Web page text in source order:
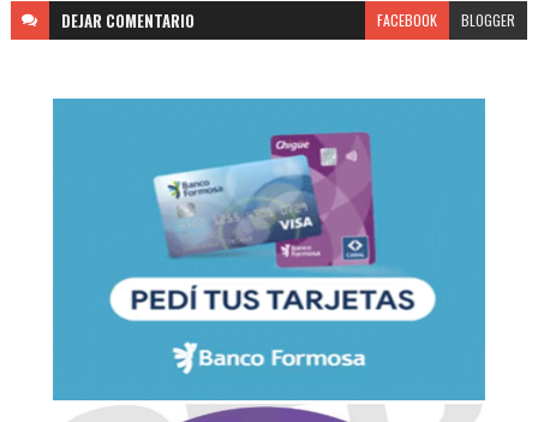
DEJAR COMENTARIO FACEBOOK BLOGGER